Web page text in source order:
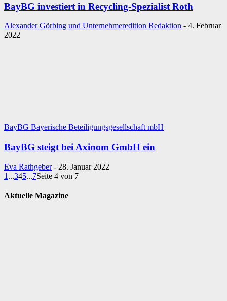
BayBG investiert in Recycling-Spezialist Roth
Alexander Görbing und Unternehmeredition Redaktion - 4. Februar
2022
BayBG Bayerische Beteiligungsgesellschaft mbH
BayBG steigt bei Axinom GmbH ein
Eva Rathgeber - 28. Januar 2022
1 ...345...7Seite 4 von 7
Aktuelle Magazine